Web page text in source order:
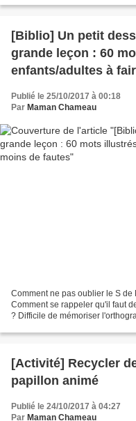
[Biblio] Un petit
grande leçon : 60
enfants/adultes à
Publié le 25/10/2017 à 00:18
Par Maman Chameau
Comment ne pas oublier le S de
Comment se rappeler qu'il faut
? Difficile de mémoriser
[Activité] Recycler
papillon animé
Publié le 24/10/2017 à 04:27
Par Maman Chameau